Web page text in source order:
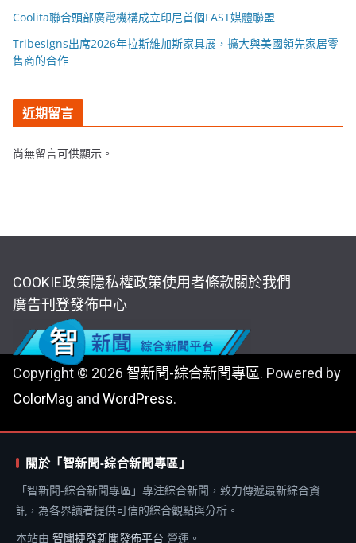
Coolita聯合頭部廣電機構成立印尼首個FAST媒體聯盟
Tribesigns出席2026年拉斯維加斯家具展，擴大與美國領先家居零
售商的合作
近期留言
尚無留言可供顯示。
COOKIE政策隱私權政策使用者條款關於我們
廣告刊登發佈中心
Copyright © 2026 智新聞-綜合新聞專區. Powered by
ColorMag and WordPress.
關於「智新聞-綜合新聞專區」
「智新聞-綜合新聞專區」專注綜合新聞，致力傳遞最新綜合資
訊，為各界讀者提供可信的綜合觀點與分析。
本站由 智聞捷發新聞發佈平台 營運。